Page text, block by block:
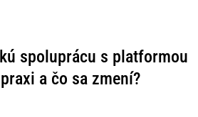
spoluprácu s platformou
a čo sa zmení?